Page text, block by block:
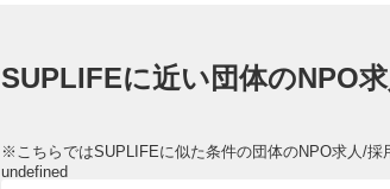
SUPLIFEに近い団体のNPO
※こちらではSUPLIFEに似た条件の団体のNPO求人/採
undefined